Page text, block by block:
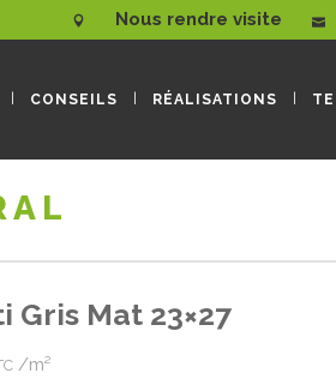
Nous rendre visite
CONSEILS RÉALISATIONS
Gris Mat 23×27
/m²